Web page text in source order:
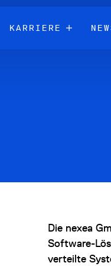
KARRIERE
Die nexea
Software-
verteilte